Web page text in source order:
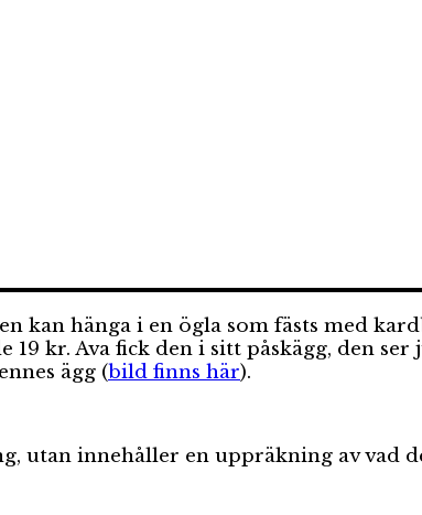
kan hänga i en ögla som fästs med
19 kr. Ava fick den i sitt påskägg, den
ägg (bild finns här).
utan innehåller en uppräkning av vad